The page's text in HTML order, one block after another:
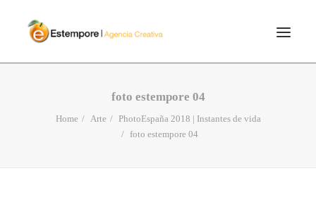
foto estempore 04
Home Arte
PhotoEspaña 2018 | Instantes de vida
foto estempore 04